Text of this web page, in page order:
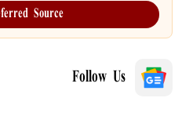
Source
Follow Us